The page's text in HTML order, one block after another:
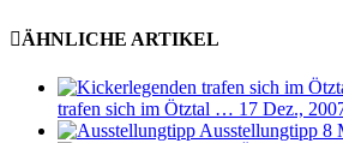
ÄHNLICHE ARTIKEL
trafen sich im Ötztal … 17 Dez.,
Ausstellungtipp 8